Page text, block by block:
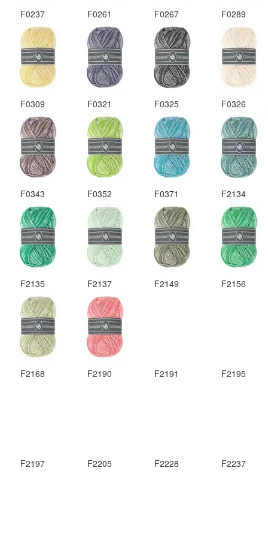
F0237 F0261 F0267 F0289
F0309 F0321 F0325 F0326
F0343 F0352 F0371 F2134
F2135 F2137 F2149 F2156
F2168 F2190 F2191 F2195
F2197 F2205 F2228 F2237